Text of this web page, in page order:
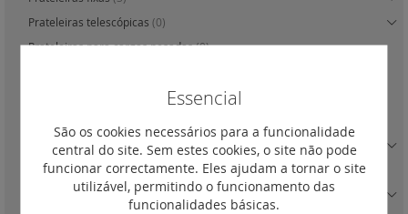
Prateleiras telescópicas (0)
Prateleiras para cargas pesadas(0)
Gestão térmica(3)
Acessório de fixação(1)
Acessórios(0)
Essencial
São os cookies necessários para a funcionalidade
central do site. Sem estes cookies, o site não pode
funcionar correctamente. Eles ajudam a tornar o site
utilizável, permitindo o funcionamento das
funcionalidades básicas.